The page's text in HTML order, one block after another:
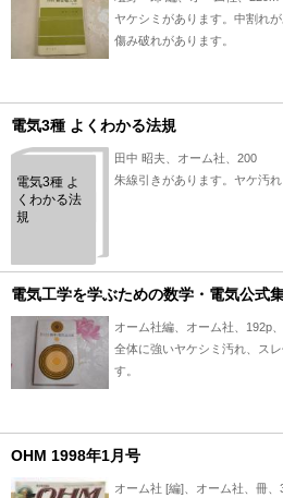
ヤケシミがあります。中割れ
傷み破れがあります。
電気3種 よくわかる法規
電気3種 よ
くわかる法
規
田中 昭夫、オーム社、200
朱線引きがあります。ヤケ汚れ
電気工学を学ぶための数学・電気公式
オーム社編、オーム社、192p
全体に強いヤケシミ汚れ、ス
す。
OHM 1998年1月号
オーム社 [編]、オーム社、冊、